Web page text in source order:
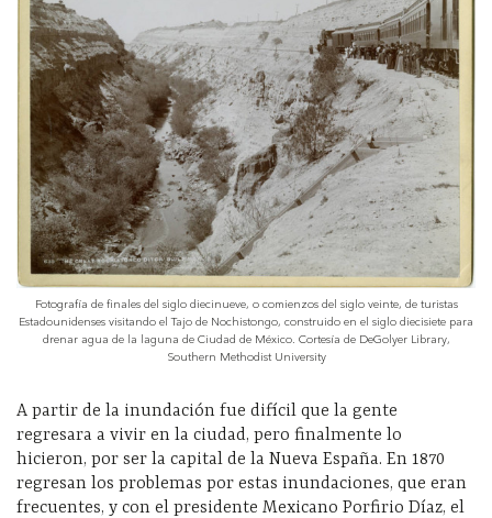
Fotografía de finales del siglo diecinueve, o comienzos del siglo veinte, de turistas
Estadounidenses visitando el Tajo de Nochistongo, construido en el siglo diecisiete para
drenar agua de la laguna de Ciudad de México. Cortesía de DeGolyer Library,
Southern Methodist University
A partir de la inundación fue difícil que la gente
regresara a vivir en la ciudad, pero finalmente lo
hicieron, por ser la capital de la Nueva España. En 1870
regresan los problemas por estas inundaciones, que eran
frecuentes, y con el presidente Mexicano Porfirio Díaz, el